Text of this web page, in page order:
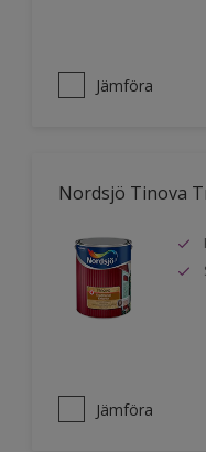
Jämföra
Nordsjö Tinova
Jämföra